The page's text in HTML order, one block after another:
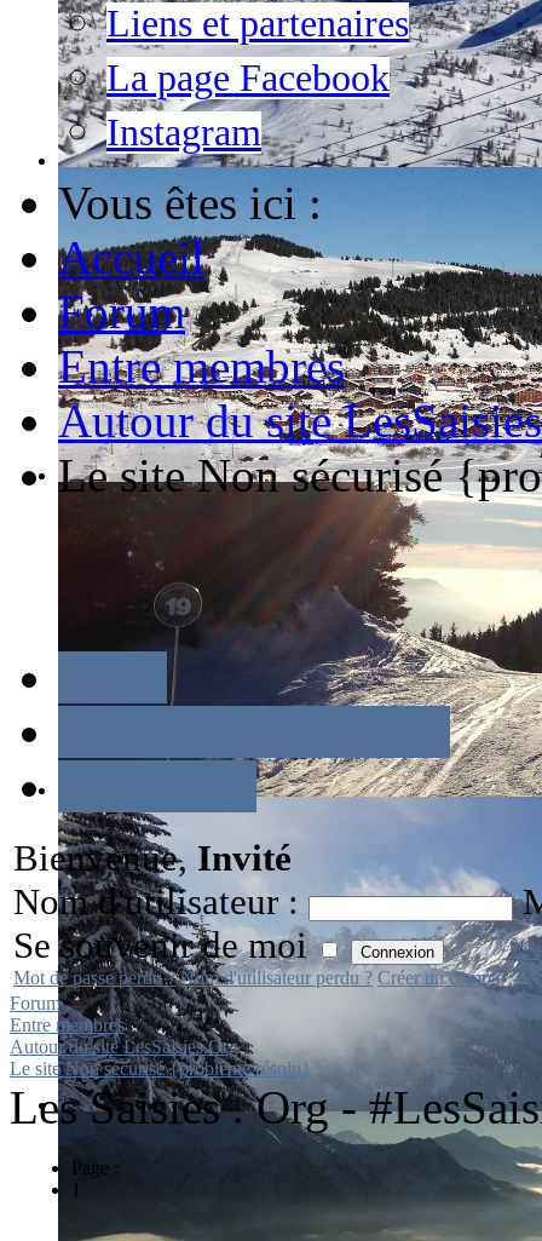
Liens et partenaires
La page Facebook
Instagram
Vous êtes ici :
Accueil
Forum
Entre membres
Autour du site
Le site Non sécurisé
Bienvenue, Invité
Nom d'utilisateur :
Se souvenir de moi
Mot de passe perdu ? Nom d'utilisateur perdu ? Créer un compte
Forum
Entre membres
Autour du site LesSaisies.Org
Le site Non sécurisé {problème résolu}
Les Saisies . Org -
Page :
1